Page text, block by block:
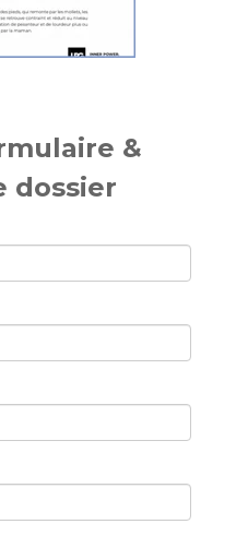
&
dossier